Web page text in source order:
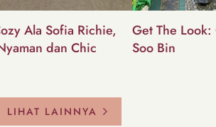
Ala Sofia Richie,
dan Chic
Get The Look:
Soo Bin
LIHAT LAINNYA